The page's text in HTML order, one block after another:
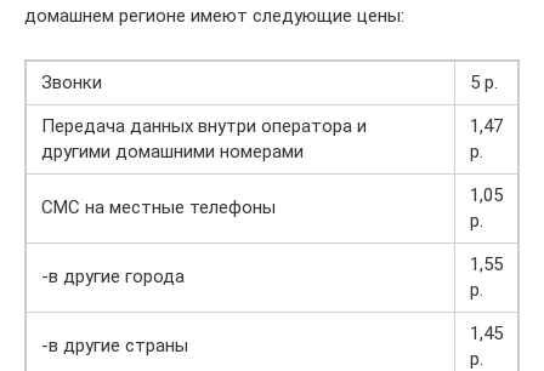
домашнем регионе имеют следующие цены:
Звонки
5 р.
Передача данных внутри оператора и
другими домашними номерами
1,47
р.
СМС на местные телефоны
1,05
р.
-в другие города
1,55
р.
-в другие страны
1,45
р.